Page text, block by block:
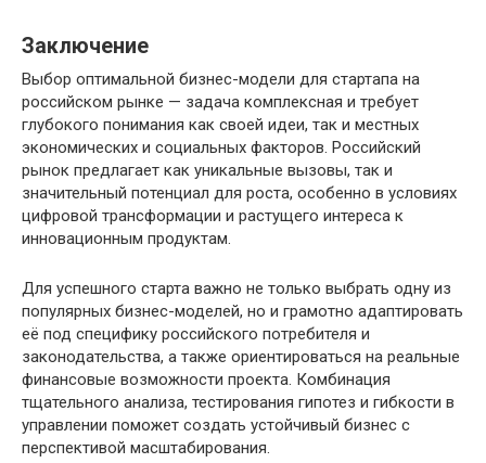
Заключение
Выбор оптимальной бизнес-модели для стартапа на
российском рынке — задача комплексная и требует
глубокого понимания как своей идеи, так и местных
экономических и социальных факторов. Российский
рынок предлагает как уникальные вызовы, так и
значительный потенциал для роста, особенно в условиях
цифровой трансформации и растущего интереса к
инновационным продуктам.
Для успешного старта важно не только выбрать одну из
популярных бизнес-моделей, но и грамотно адаптировать
её под специфику российского потребителя и
законодательства, а также ориентироваться на реальные
финансовые возможности проекта. Комбинация
тщательного анализа, тестирования гипотез и гибкости в
управлении поможет создать устойчивый бизнес с
перспективой масштабирования.